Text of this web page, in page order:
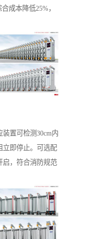
成本降低25%，
置可检测30cm内
立即停止。可选配
启，符合消防规范